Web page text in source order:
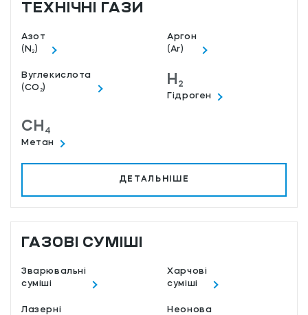
ТЕХНІЧНІ ГАЗИ
Азот
(N2 )
Аргон
(Ar)
Вуглекислота
(CO 2)
H 2
Гідроген
CH 4
Метан
ДЕТАЛЬНІШЕ
ГАЗОВІ СУМІШІ
Зварювальні
суміші
Харчові
суміші
Лазерні
Неонова